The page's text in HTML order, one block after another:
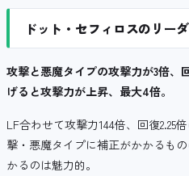
ドット・セフィロスのリー
攻撃と悪魔タイプの攻撃力が3倍、
げると攻撃力が上昇、最大4倍。
LF合わせて攻撃力144倍、回復2.25
撃・悪魔タイプに補正がかかるも
かるのは魅力的。